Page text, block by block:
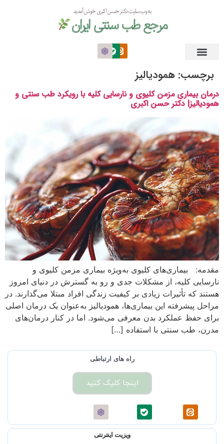
به وب سایت دکتر حسن اکبری خوش آمدید
مرجع طب سنتی ایران
برچسب: همودیالیز
درمان بیماری مزمن کلیوی و نارسایی کلیه با رویکرد طب سنتی و
همودیالیز| دکتر حسن اکبری
مقدمه: بیماری‌های کلیوی به‌ویژه بیماری مزمن کلیوی و
نارسایی کلیه، از مشکلات جدی و رو به گسترش در دنیای امروز
هستند که تأثیرات زیادی بر کیفیت زندگی افراد مبتلا می‌گذارند. در
مراحل پیشرفته این بیماری‌ها، همودیالیز به‌عنوان یک درمان اصلی
برای حفظ عملکرد بدن معرفی می‌شود. اما در کنار درمان‌های
مدرن، طب سنتی با استفاده […]
راه های ارتباطی
اینجا کلیک کنید
ویزیت اینترنتی